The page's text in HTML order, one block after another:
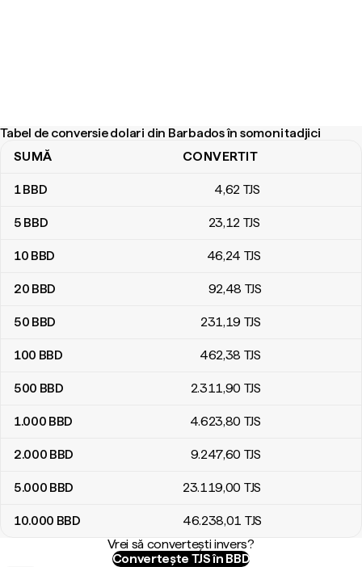
Tabel de conversie dolari din Barbados în somoni tadjici
Tabel de conversie dolari din Barbados în somoni tadjici
SUMĂ CONVERTIT
1BBD 4,62 TJS
5 BBD 23,12 TJS
10 BBD 46,24 TJS
20 BBD 92,48 TJS
50 BBD 231,19 TJS
100 BBD 462,38 TJS
500 BBD 2.311,90 TJS
1.000 BBD 4.623,80 TJS
2.000 BBD 9.247,60 TJS
5.000 BBD 23.119,00 TJS
10.000 BBD 46.238,01 TJS
Vrei să convertești invers?
Convertește TJS în BBD